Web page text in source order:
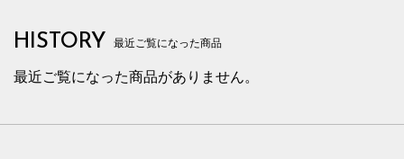
HISTORY 最近ご覧になった商品
最近ご覧になった商品がありません。